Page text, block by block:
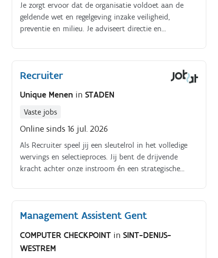
Je zorgt ervoor dat de organisatie voldoet aan de
geldende wet en regelgeving inzake veiligheid,
preventie en milieu. Je adviseert directie en
een volwaardige sparringpartner op strategisch
niveau.
Recruiter
Unique Menen in STADEN
Vaste jobs
Online sinds 16 jul. 2026
Als Recruiter speel jij een sleutelrol in het volledige
wervings en selectieproces. Jij bent de drijvende
kracht achter onze instroom én een strategische
Management Assistent Gent
COMPUTER CHECKPOINT in SINT-DENIJS-
WESTREM